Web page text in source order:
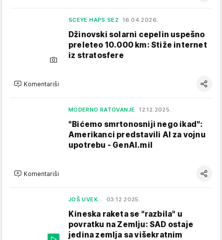
SCEYE HAPS SE2 16.04.2026.
Džinovski solarni cepelin uspešno
preleteo 10.000 km: Stiže internet
iz stratosfere
Komentariši
MODERNO RATOVANJE 12.12.2025.
"Bićemo smrtonosniji nego ikad":
Amerikanci predstavili AI za vojnu
upotrebu - GenAI.mil
Komentariši
JOŠ UVEK... 03.12.2025.
Kineska raketa se "razbila" u
povratku na Zemlju: SAD ostaje
jedina zemlja sa višekratnim